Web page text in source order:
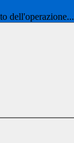
dell'operazione...